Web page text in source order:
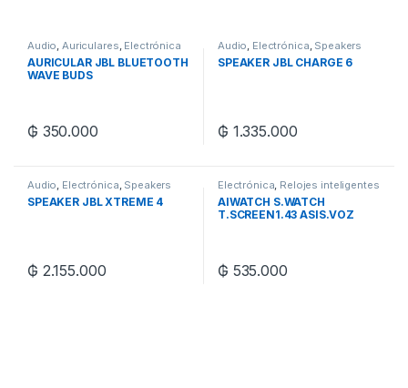
Audio,Auriculares, Electrónica
AURICULAR JBL BLUETOOTH
WAVE BUDS
₲ 350.000
Audio, Electrónica, Speakers
SPEAKER JBL CHARGE 6
₲ 1.335.000
Audio, Electrónica, Speakers
SPEAKER JBL XTREME 4
₲ 2.155.000
Electrónica, Relojes inteligentes
AIWATCH S.WATCH
T.SCREEN1.43 ASIS.VOZ
₲ 535.000